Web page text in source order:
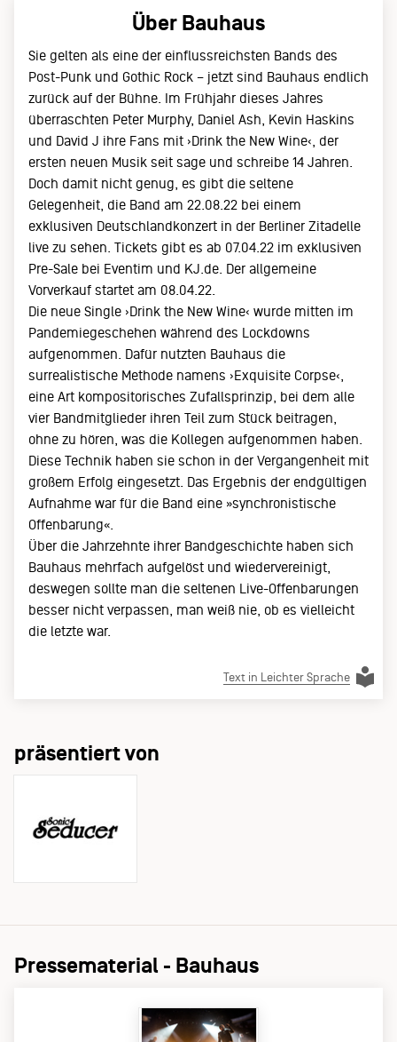
Über Bauhaus
Sie gelten als eine der einflussreichsten Bands des
Post-Punk und Gothic Rock – jetzt sind Bauhaus endlich
zurück auf der Bühne. Im Frühjahr dieses Jahres
überraschten Peter Murphy, Daniel Ash, Kevin Haskins
und David J ihre Fans mit ›Drink the New Wine‹, der
ersten neuen Musik seit sage und schreibe 14 Jahren.
Doch damit nicht genug, es gibt die seltene
Gelegenheit, die Band am 22.08.22 bei einem
exklusiven Deutschlandkonzert in der Berliner Zitadelle
live zu sehen. Tickets gibt es ab 07.04.22 im exklusiven
Pre-Sale bei Eventim und KJ.de. Der allgemeine
Vorverkauf startet am 08.04.22.
Die neue Single ›Drink the New Wine‹ wurde mitten im
Pandemiegeschehen während des Lockdowns
aufgenommen. Dafür nutzten Bauhaus die
surrealistische Methode namens ›Exquisite Corpse‹,
eine Art kompositorisches Zufallsprinzip, bei dem alle
vier Bandmitglieder ihren Teil zum Stück beitragen,
ohne zu hören, was die Kollegen aufgenommen haben.
Diese Technik haben sie schon in der Vergangenheit mit
großem Erfolg eingesetzt. Das Ergebnis der endgültigen
Aufnahme war für die Band eine »synchronistische
Offenbarung«.
Über die Jahrzehnte ihrer Bandgeschichte haben sich
Bauhaus mehrfach aufgelöst und wiedervereinigt,
deswegen sollte man die seltenen Live-Offenbarungen
besser nicht verpassen, man weiß nie, ob es vielleicht
die letzte war.
Text in Leichter Sprache
präsentiert von
Pressematerial - Bauhaus